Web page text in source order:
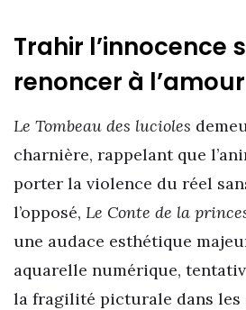
Trahir l’innocence
renoncer à l’amour
Le Tombeau des lucioles
charnière, rappelant que
porter la violence du réel
l’opposé, Le Conte de la
une audace esthétique
aquarelle numérique,
la fragilité picturale dans